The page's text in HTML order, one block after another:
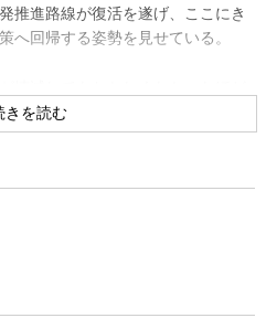
推進路線が復活を遂げ、ここにき
へ回帰する姿勢を見せている。
だけのリスクを冒してまで原発回
結論に至るまでどのような議論が
いて政策決定が行われたのか、そ
か、そしてそれは誰の責任なのか
は公文書管理法や情報公開法の対